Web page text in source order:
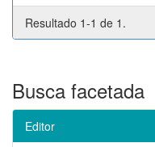
Resultado 1-1 de 1.
Busca facetada
Editor